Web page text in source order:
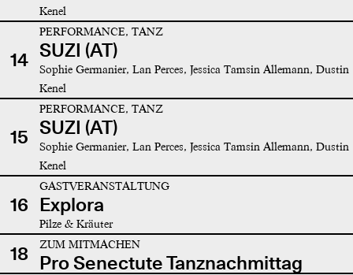
Kenel
14
PERFORMANCE, TANZ
SUZI (AT)
Sophie Germanier, Lan Perces, Jessica Tamsin Allemann, Dustin
Kenel
15
PERFORMANCE, TANZ
SUZI (AT)
Sophie Germanier, Lan Perces, Jessica Tamsin Allemann, Dustin
Kenel
16
GASTVERANSTALTUNG
Explora
Pilze & Kräuter
18 ZUM MITMACHEN
Pro Senectute Tanznachmittag